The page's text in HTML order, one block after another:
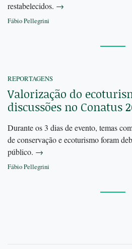
restabelecidos. →
Fábio Pellegrini
REPORTAGENS
Valorização do
discussões no Conatus
Durante os 3 dias de evento, temas
de conservação e ecoturismo foram
público. →
Fábio Pellegrini